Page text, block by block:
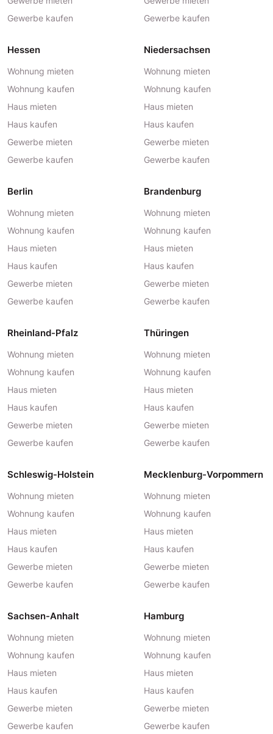
Gewerbe kaufen
Gewerbe kaufen
Hessen
Wohnung mieten
Wohnung kaufen
Haus mieten
Haus kaufen
Gewerbe mieten
Gewerbe kaufen
Niedersachsen
Wohnung mieten
Wohnung kaufen
Haus mieten
Haus kaufen
Gewerbe mieten
Gewerbe kaufen
Berlin
Wohnung mieten
Wohnung kaufen
Haus mieten
Haus kaufen
Gewerbe mieten
Gewerbe kaufen
Brandenburg
Wohnung mieten
Wohnung kaufen
Haus mieten
Haus kaufen
Gewerbe mieten
Gewerbe kaufen
Rheinland-Pfalz
Wohnung mieten
Wohnung kaufen
Haus mieten
Haus kaufen
Gewerbe mieten
Gewerbe kaufen
Thüringen
Wohnung mieten
Wohnung kaufen
Haus mieten
Haus kaufen
Gewerbe mieten
Gewerbe kaufen
Schleswig-Holstein
Wohnung mieten
Wohnung kaufen
Haus mieten
Haus kaufen
Gewerbe mieten
Gewerbe kaufen
Mecklenburg-Vorpommern
Wohnung mieten
Wohnung kaufen
Haus mieten
Haus kaufen
Gewerbe mieten
Gewerbe kaufen
Sachsen-Anhalt
Wohnung mieten
Wohnung kaufen
Haus mieten
Haus kaufen
Gewerbe mieten
Gewerbe kaufen
Hamburg
Wohnung mieten
Wohnung kaufen
Haus mieten
Haus kaufen
Gewerbe mieten
Gewerbe kaufen